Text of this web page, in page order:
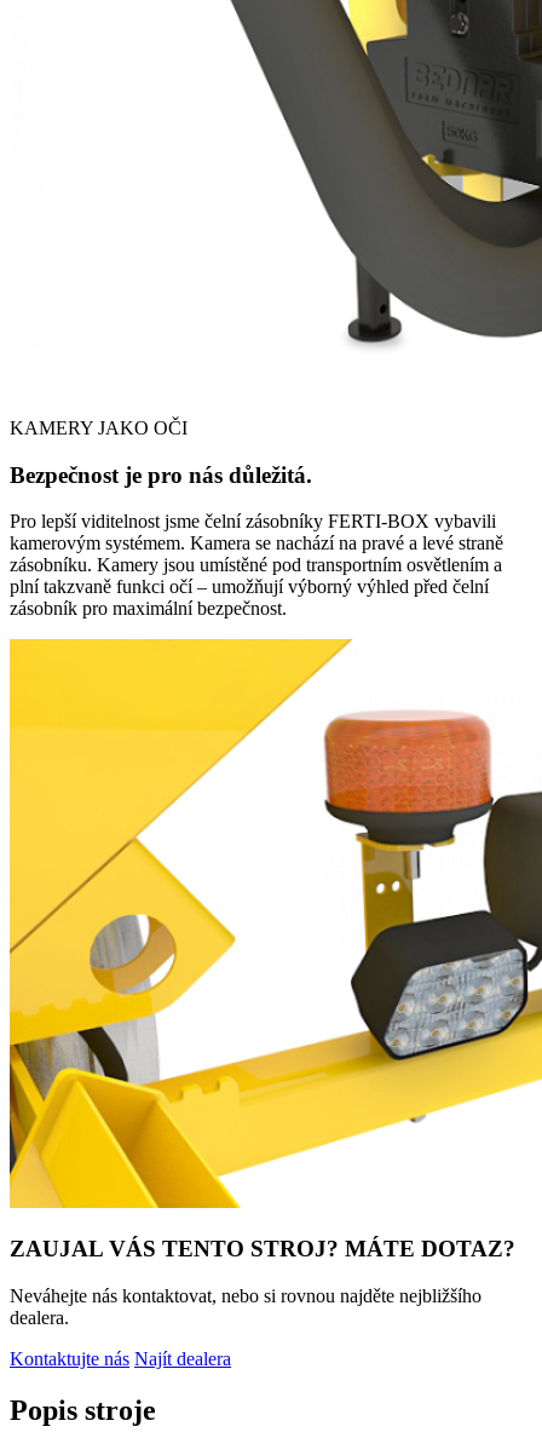
KAMERY JAKO OČI
Bezpečnost je pro nás důležitá.
Pro lepší viditelnost jsme čelní zásobníky FERTI-BOX vybavili
kamerovým systémem. Kamera se nachází na pravé a levé straně
zásobníku. Kamery jsou umístěné pod transportním osvětlením a
plní takzvaně funkci očí – umožňují výborný výhled před čelní
zásobník pro maximální bezpečnost.
ZAUJAL VÁS TENTO STROJ? MÁTE DOTAZ?
Neváhejte nás kontaktovat, nebo si rovnou najděte nejbližšího
dealera.
Kontaktujte nás Najít dealera
Popis stroje